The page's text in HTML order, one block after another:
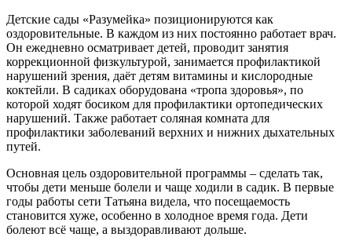
Детские сады «Разумейка» позиционируются как
оздоровительные. В каждом из них постоянно работает врач.
Он ежедневно осматривает детей, проводит занятия
коррекционной физкультурой, занимается профилактикой
нарушений зрения, даёт детям витамины и кислородные
коктейли. В садиках оборудована «тропа здоровья», по
которой ходят босиком для профилактики ортопедических
нарушений. Также работает соляная комната для
профилактики заболеваний верхних и нижних дыхательных
путей.
Основная цель оздоровительной программы – сделать так,
чтобы дети меньше болели и чаще ходили в садик. В первые
годы работы сети Татьяна видела, что посещаемость
становится хуже, особенно в холодное время года. Дети
болеют всё чаще, а выздоравливают дольше.